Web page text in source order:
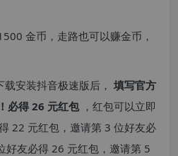
金币，走路也可以赚金币，
安装抖音极速版后， 填写官方
必得 26 元红包 ，红包可以立即
22 元红包，邀请第 3 位好友必
好友必得 26 元红包，邀请第 5